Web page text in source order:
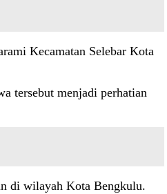
Kecamatan Selebar Kota
tersebut menjadi perhatian
di wilayah Kota Bengkulu.